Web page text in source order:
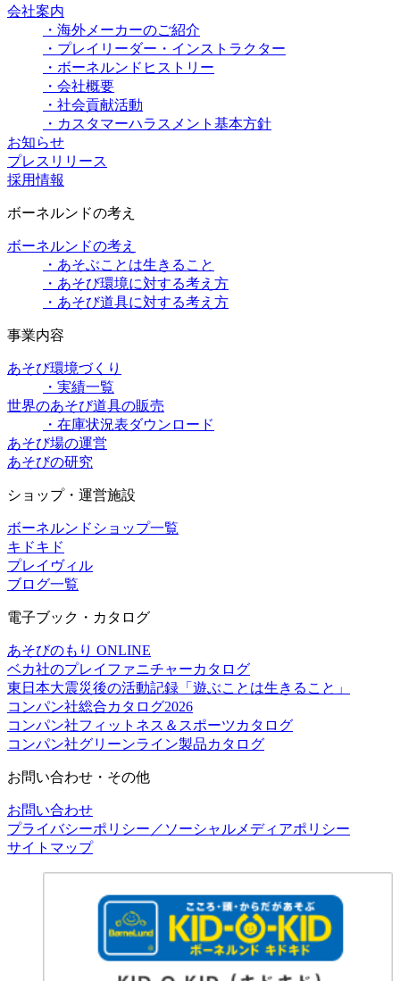
会社案内
・海外メーカーのご紹介
・プレイリーダー・インストラクター
・ボーネルンドヒストリー
・会社概要
・社会貢献活動
・カスタマーハラスメント基本方針
お知らせ
プレスリリース
採用情報
ボーネルンドの考え
ボーネルンドの考え
・あそぶことは生きること
・あそび環境に対する考え方
・あそび道具に対する考え方
事業内容
あそび環境づくり
・実績一覧
世界のあそび道具の販売
・在庫状況表ダウンロード
あそび場の運営
あそびの研究
ショップ・運営施設
ボーネルンドショップ一覧
キドキド
プレイヴィル
ブログ一覧
電子ブック・カタログ
あそびのもり ONLINE
ベカ社のプレイファニチャーカタログ
東日本大震災後の活動記録「遊ぶことは生きること」
コンパン社総合カタログ2026
コンパン社フィットネス＆スポーツカタログ
コンパン社グリーンライン製品カタログ
お問い合わせ・その他
お問い合わせ
プライバシーポリシー／ソーシャルメディアポリシー
サイトマップ